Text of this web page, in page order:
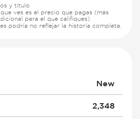
y título
ves es el precio que pagas (más
para el que califiques)
podría no reflejar la historia completa.
New
2,348